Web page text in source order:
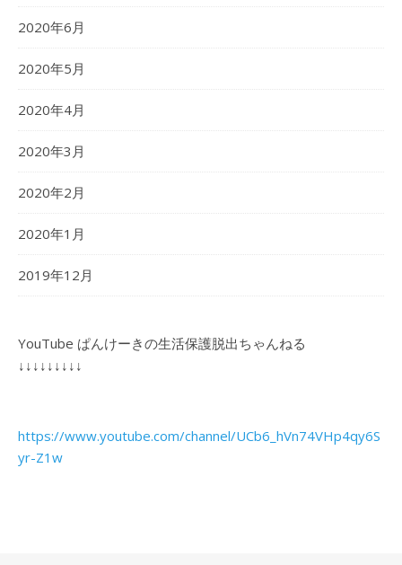
2020年6月
2020年5月
2020年4月
2020年3月
2020年2月
2020年1月
2019年12月
YouTube ぱんけーきの生活保護脱出ちゃんねる
↓↓↓↓↓↓↓↓↓
https://www.youtube.com/channel/UCb6_hVn74VHp4qy6S
yr-Z1w